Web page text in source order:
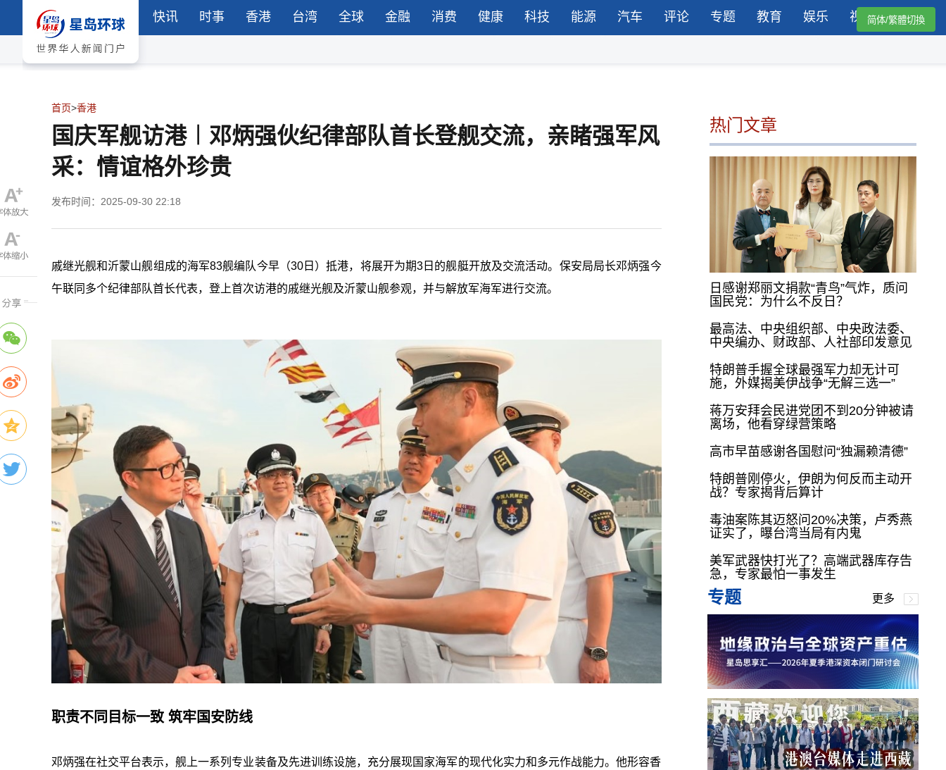
快讯 时事 香港 台湾 全球 金融 消费 健康 科技 能源 汽车 评论 专题 教育 娱乐 视频简体/繁體切換
首页>香港
国庆军舰访港︱邓炳强伙纪律部队首长登舰交流，亲睹强军风
采：情谊格外珍贵
发布时间：2025-09-30 22:18
戚继光舰和沂蒙山舰组成的海军83舰编队今早（30日）抵港，将展开为期3日的舰艇开放及交流活动。保安局局长邓炳强今
午联同多个纪律部队首长代表，登上首次访港的戚继光舰及沂蒙山舰参观，并与解放军海军进行交流。
职责不同目标一致 筑牢国安防线
邓炳强在社交平台表示，舰上一系列专业装备及先进训练设施，充分展现国家海军的现代化实力和多元作战能力。他形容香
热门文章
日感谢郑丽文捐款“青鸟”气炸，质问
国民党：为什么不反日？
最高法、中央组织部、中央政法委、
中央编办、财政部、人社部印发意见
特朗普手握全球最强军力却无计可
施，外媒揭美伊战争“无解三选一”
蒋万安拜会民进党团不到20分钟被请
离场，他看穿绿营策略
高市早苗感谢各国慰问“独漏赖清德”
特朗普刚停火，伊朗为何反而主动开
战？专家揭背后算计
毒油案陈其迈怒问20%决策，卢秀燕
证实了，曝台湾当局有内鬼
美军武器快打光了？高端武器库存告
急，专家最怕一事发生
专题 更多